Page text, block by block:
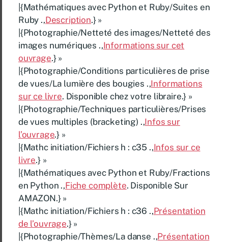
|{Mathématiques avec Python et Ruby/Suites en
Ruby .,Description.} »
|{Photographie/Netteté des images/Netteté des
images numériques .,Informations sur cet
ouvrage.} »
|{Photographie/Conditions particulières de prise
de vues/La lumière des bougies .,Informations
sur ce livre. Disponible chez votre libraire.} »
|{Photographie/Techniques particulières/Prises
de vues multiples (bracketing) .,Infos sur
l’ouvrage.} »
|{Mathc initiation/Fichiers h : c35 .,Infos sur ce
livre.} »
|{Mathématiques avec Python et Ruby/Fractions
en Python .,Fiche complète. Disponible Sur
AMAZON.} »
|{Mathc initiation/Fichiers h : c36 .,Présentation
de l’ouvrage.} »
|{Photographie/Thèmes/La danse .,Présentation